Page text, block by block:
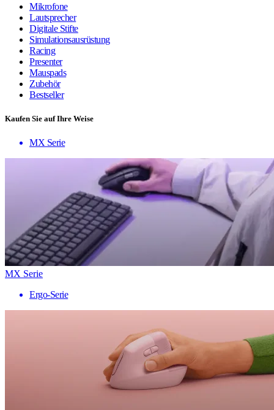
Mikrofone
Lautsprecher
Digitale Stifte
Simulationsausrüstung
Racing
Presenter
Mauspads
Zubehör
Bestseller
Kaufen Sie auf Ihre Weise
MX Serie
MX Serie
Ergo-Serie